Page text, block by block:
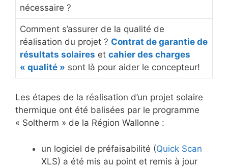
nécessaire ?
Comment s’assurer de la qualité de
réalisation du projet ? Contrat de garantie de
résultats solaires et cahier des charges
« qualité » sont là pour aider le concepteur!
Les étapes de la réalisation d’un projet solaire
thermique ont été balisées par le programme
« Soltherm » de la Région Wallonne :
un logiciel de préfaisabilité (Quick Scan
XLS) a été mis au point et remis à jour